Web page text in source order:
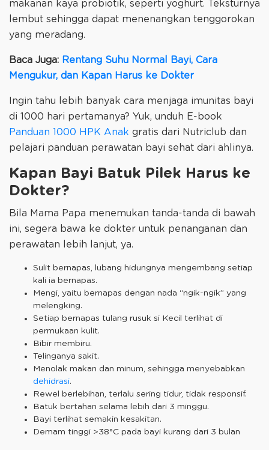
makanan kaya probiotik, seperti yoghurt. Teksturnya
lembut sehingga dapat menenangkan tenggorokan
yang meradang.
Baca Juga: Rentang Suhu Normal Bayi, Cara
Mengukur, dan Kapan Harus ke Dokter
Ingin tahu lebih banyak cara menjaga imunitas bayi
di 1000 hari pertamanya? Yuk, unduh E-book
Panduan 1000 HPK Anak gratis dari Nutriclub dan
pelajari panduan perawatan bayi sehat dari ahlinya.
Kapan Bayi Batuk Pilek Harus ke
Dokter?
Bila Mama Papa menemukan tanda-tanda di bawah
ini, segera bawa ke dokter untuk penanganan dan
perawatan lebih lanjut, ya.
Sulit bernapas, lubang hidungnya mengembang setiap
kali ia bernapas.
Mengi, yaitu bernapas dengan nada “ngik-ngik” yang
melengking.
Setiap bernapas tulang rusuk si Kecil terlihat di
permukaan kulit.
Bibir membiru.
Telinganya sakit.
Menolak makan dan minum, sehingga menyebabkan
dehidrasi.
Rewel berlebihan, terlalu sering tidur, tidak responsif.
Batuk bertahan selama lebih dari 3 minggu.
Bayi terlihat semakin kesakitan.
Demam tinggi >38°C pada bayi kurang dari 3 bulan